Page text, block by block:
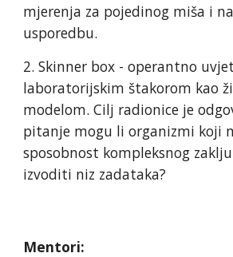
mjerenja za pojedinog miša i
usporedbu.
2. Skinner box - operantno
laboratorijskim štakorom kao
modelom. Cilj radionice je
pitanje mogu li organizmi koji
sposobnost kompleksnog
izvoditi niz zadataka?
Mentori: